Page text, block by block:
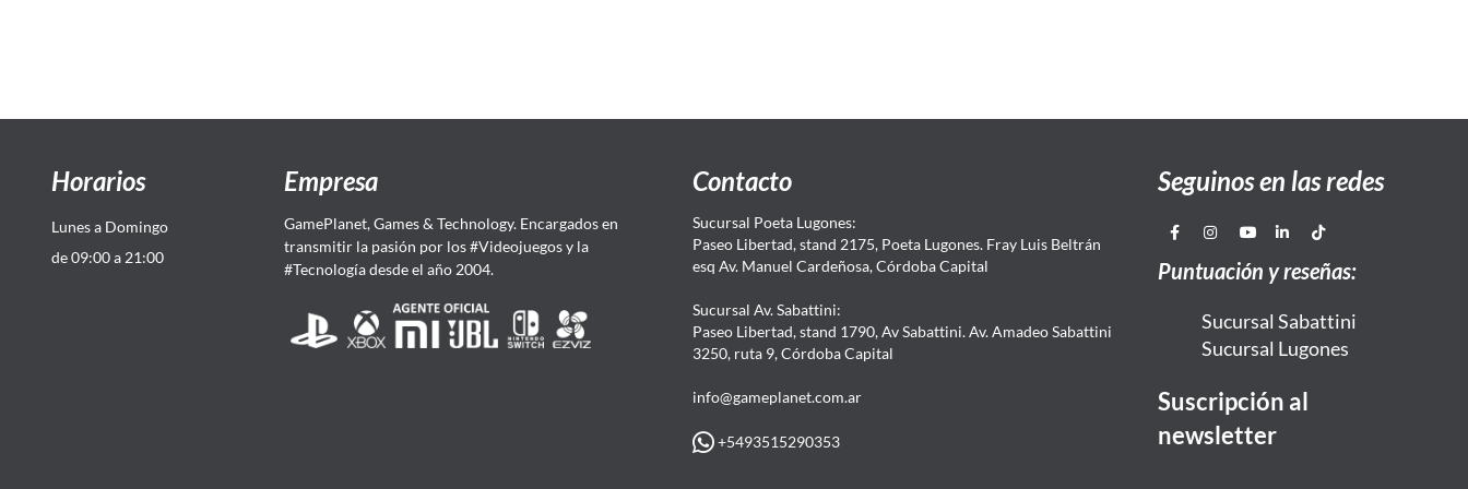
Horarios
Lunes a Domingo
de 09:00 a 21:00
Empresa
GamePlanet, Games & Technology. Encargados en
transmitir la pasión por los #Videojuegos y la
#Tecnología desde el año 2004.
Contacto
Sucursal Poeta Lugones:
Paseo Libertad, stand 2175, Poeta Lugones. Fray Luis Beltrán
esq Av. Manuel Cardeñosa, Córdoba Capital
Sucursal Av. Sabattini:
Paseo Libertad, stand 1790, Av Sabattini. Av. Amadeo Sabattini
3250, ruta 9, Córdoba Capital
info@gameplanet.com.ar
+5493515290353
Seguinos en las redes
Puntuación y reseñas:
Sucursal Sabattini
Sucursal Lugones
Suscripción al
newsletter